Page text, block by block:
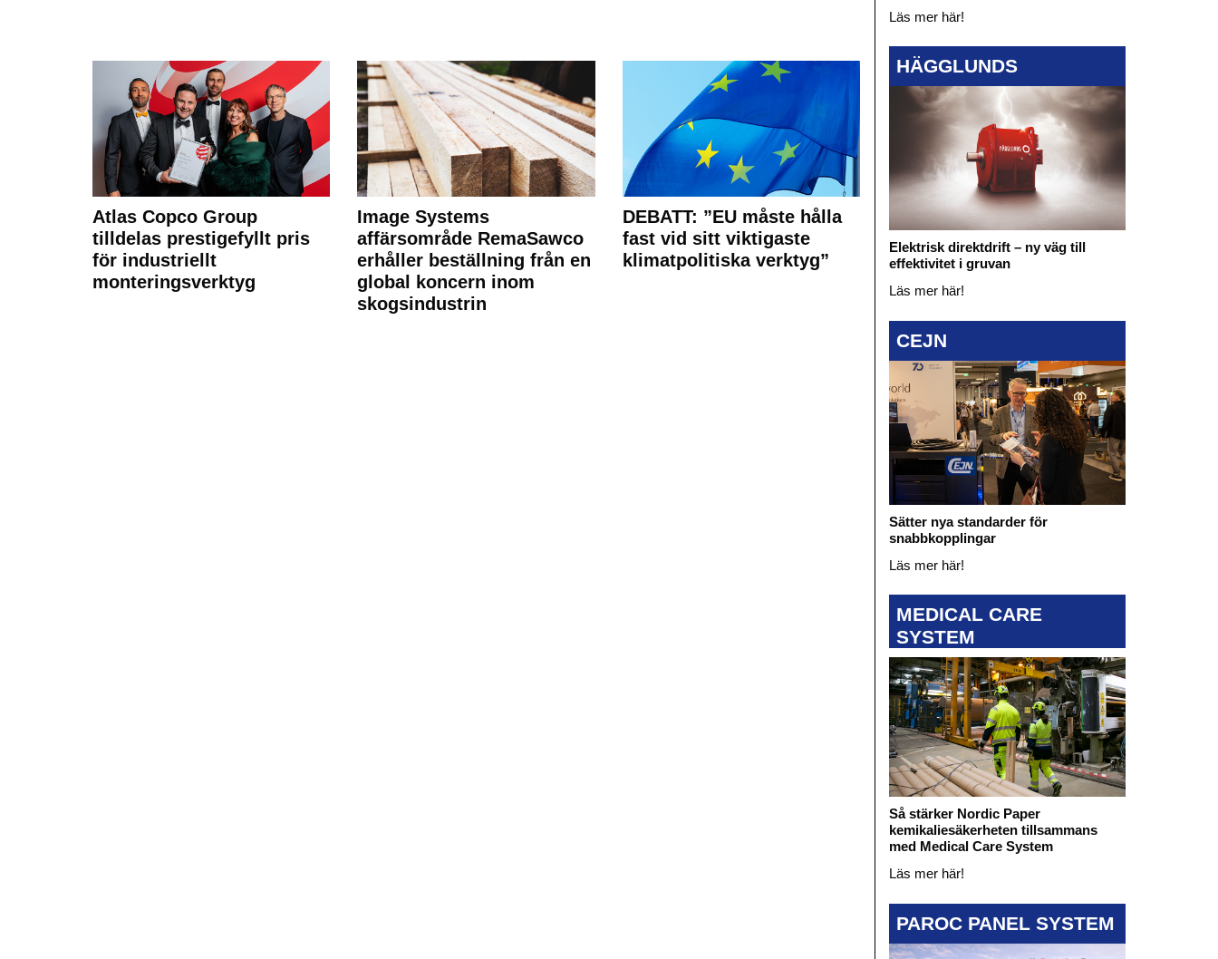
Atlas Copco Group
tilldelas prestigefyllt pris
för industriellt
monteringsverktyg
Image Systems
affärsområde RemaSawco
erhåller beställning från en
global koncern inom
skogsindustrin
DEBATT: ”EU måste hålla
fast vid sitt viktigaste
klimatpolitiska verktyg”
Läs mer här!
HÄGGLUNDS
Elektrisk direktdrift – ny väg till
effektivitet i gruvan
Läs mer här!
CEJN
Sätter nya standarder för
snabbkopplingar
Läs mer här!
MEDICAL CARE
SYSTEM
Så stärker Nordic Paper
kemikaliesäkerheten tillsammans
med Medical Care System
Läs mer här!
PAROC PANEL SYSTEM